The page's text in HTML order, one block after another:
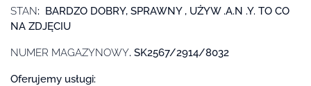
STAN: BARDZO DOBRY, SPRAWNY , UŻYW .A.N .Y. TO CO
NA ZDJĘCIU
NUMER MAGAZYNOWY. SK2567/2914/8032
Oferujemy usługi: